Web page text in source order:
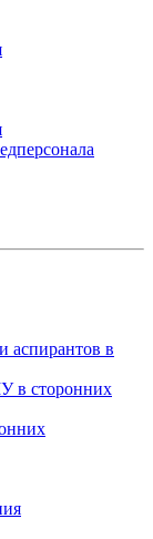
аспирантов в
в сторонних